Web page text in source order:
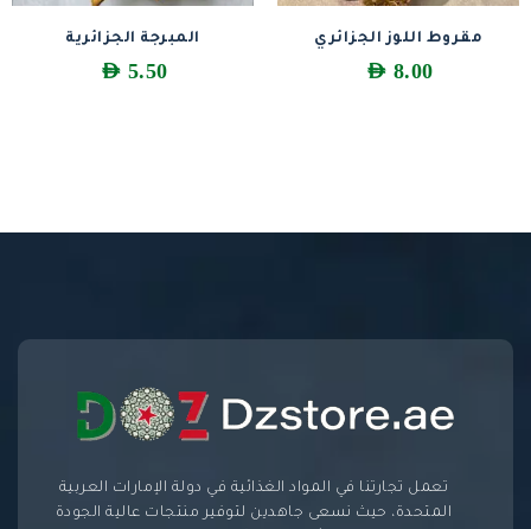
مقروط اللوز الجزائري
AED 8.00
المبرجة الجزائرية
AED 5.50
تعمل تجارتنا في المواد الغذائية في دولة الإمارات العربية
المتحدة، حيث نسعى جاهدين لتوفير منتجات عالية الجودة